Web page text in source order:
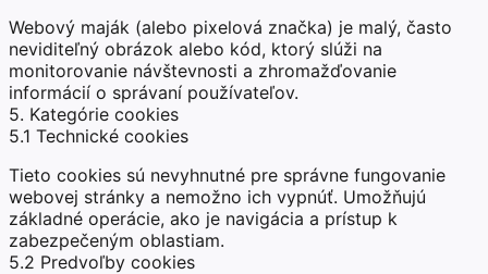
Webový maják (alebo pixelová značka) je malý, často
neviditeľný obrázok alebo kód, ktorý slúži na
monitorovanie návštevnosti a zhromažďovanie
informácií o správaní používateľov.
5. Kategórie cookies
5.1 Technické cookies
Tieto cookies sú nevyhnutné pre správne fungovanie
webovej stránky a nemožno ich vypnúť. Umožňujú
základné operácie, ako je navigácia a prístup k
zabezpečeným oblastiam.
5.2 Predvoľby cookies